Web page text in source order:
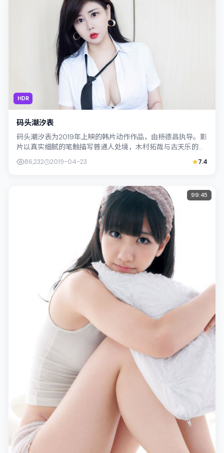
HDR
码头潮汐表
码头潮汐表为2019年上映的韩片动作作品，由杨德昌执导。影
片以真实细腻的笔触描写普通人处境，木村拓哉与古天乐的对
手戏张力十足，情节层层推进，适合...
86,232 2019-04-23 7.4
99:45